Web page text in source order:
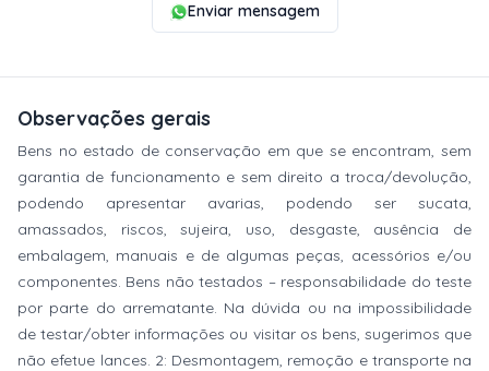
Enviar mensagem
Observações gerais
Bens no estado de conservação em que se encontram, sem
garantia de funcionamento e sem direito a troca/devolução,
podendo apresentar avarias, podendo ser sucata,
amassados, riscos, sujeira, uso, desgaste, ausência de
embalagem, manuais e de algumas peças, acessórios e/ou
componentes. Bens não testados – responsabilidade do teste
por parte do arrematante. Na dúvida ou na impossibilidade
de testar/obter informações ou visitar os bens, sugerimos que
não efetue lances. 2: Desmontagem, remoção e transporte na